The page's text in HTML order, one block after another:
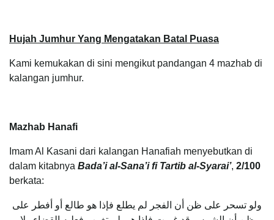
Hujah Jumhur Yang Mengatakan Batal Puasa
Kami kemukakan di sini mengikut pandangan 4 mazhab di
kalangan jumhur.
Mazhab Hanafi
Imam Al Kasani dari kalangan Hanafiah menyebutkan di
dalam kitabnya Bada’i al-Sana’i fi Tartib al-Syarai’, 2/100
berkata:
ولو تسحر على ظن أن الفجر لم يطلع فإذا هو طالع أو أفطر على